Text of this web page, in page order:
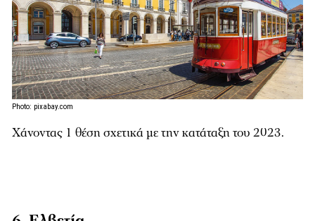
Photo: pixabay.com
Χάνοντας 1 θέση σχετικά με την κατάταξη του 2023.